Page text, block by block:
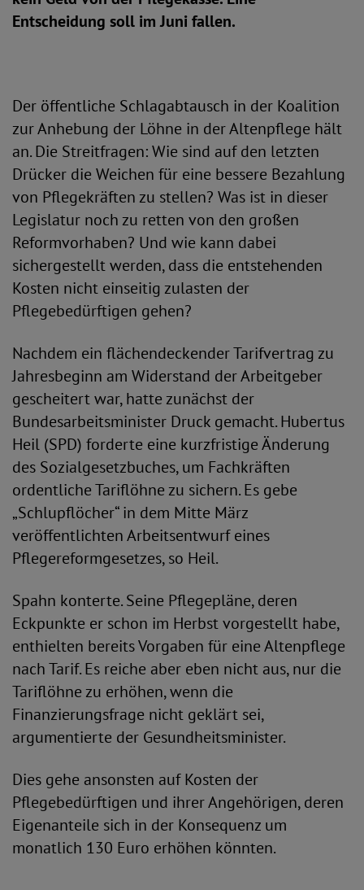
Entscheidung soll im Juni fallen.
Der öffentliche Schlagabtausch in der Koalition
zur Anhebung der Löhne in der Altenpflege hält
an. Die Streitfragen: Wie sind auf den letzten
Drücker die Weichen für eine bessere Bezahlung
von Pflegekräften zu stellen? Was ist in dieser
Legislatur noch zu retten von den großen
Reformvorhaben? Und wie kann dabei
sichergestellt werden, dass die entstehenden
Kosten nicht einseitig zulasten der
Pflegebedürftigen gehen?
Nachdem ein flächendeckender Tarifvertrag zu
Jahresbeginn am Widerstand der Arbeitgeber
gescheitert war, hatte zunächst der
Bundesarbeitsminister Druck gemacht. Hubertus
Heil (SPD) forderte eine kurzfristige Änderung
des Sozialgesetzbuches, um Fachkräften
ordentliche Tariflöhne zu sichern. Es gebe
„Schlupflöcher“ in dem Mitte März
veröffentlichten Arbeitsentwurf eines
Pflegereformgesetzes, so Heil.
Spahn konterte. Seine Pflegepläne, deren
Eckpunkte er schon im Herbst vorgestellt habe,
enthielten bereits Vorgaben für eine Altenpflege
nach Tarif. Es reiche aber eben nicht aus, nur die
Tariflöhne zu erhöhen, wenn die
Finanzierungsfrage nicht geklärt sei,
argumentierte der Gesundheitsminister.
Dies gehe ansonsten auf Kosten der
Pflegebedürftigen und ihrer Angehörigen, deren
Eigenanteile sich in der Konsequenz um
monatlich 130 Euro erhöhen könnten.